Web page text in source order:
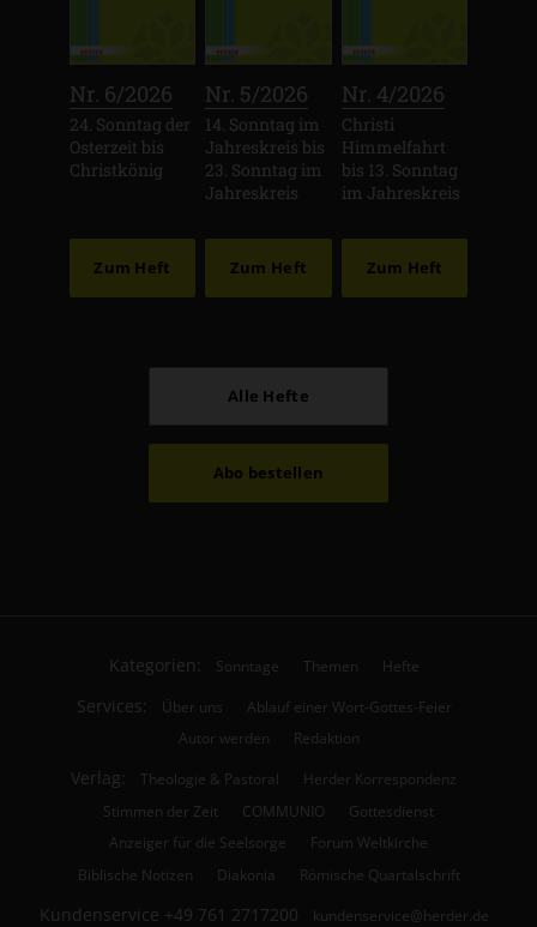
Nr. 6/2026
24. Sonntag der
Osterzeit bis
Christkönig
Zum Heft
Nr. 5/2026
14. Sonntag im
Jahreskreis bis
23. Sonntag im
Jahreskreis
Zum Heft
Nr. 4/2026
Christi
Himmelfahrt
bis 13. Sonntag
im Jahreskreis
Zum Heft
Alle Hefte
Abo bestellen
Kategorien: Sonntage Themen Hefte
Services: Über uns
Ablauf einer Wort-Gottes-Feier
Autor werden
Redaktion
Verlag: Theologie & Pastoral
Herder Korrespondenz
Stimmen der Zeit
COMMUNIO
Gottesdienst
Anzeiger für die Seelsorge
Forum Weltkirche
Biblische Notizen
Diakonia Römische Quartalschrift
Kundenservice +49 761 2717200
kundenservice@herder.de